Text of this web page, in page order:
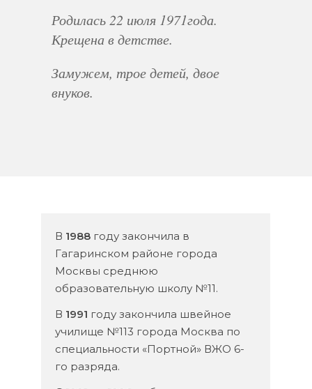
Родилась 22 июля 1971года.
Крещена в детстве.
Замужем, трое детей, двое
внуков.
В 1988 году закончила в
Гагаринском районе города
Москвы среднюю
образовательную школу №11.
В 1991 году закончила швейное
училище №113 города Москва по
специальности «Портной» ВЖО 6-
го разряда.